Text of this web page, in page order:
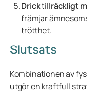
Drick tillräckligt
främjar
trötthet.
Slutsats
Kombinationen av
utgör en kraftfull